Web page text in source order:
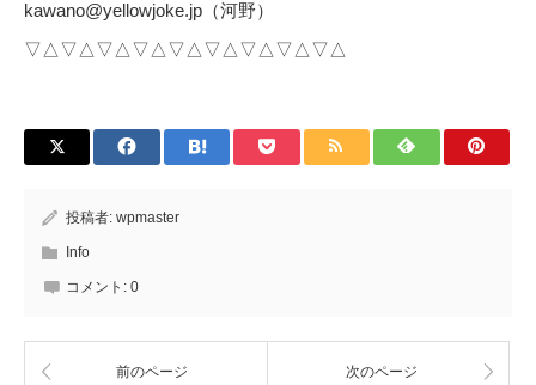
kawano@yellowjoke.jp（河野）
▽△▽△▽△▽△▽△▽△▽△▽△▽△
投稿者: wpmaster
Info
コメント: 0
前のページ 次のページ